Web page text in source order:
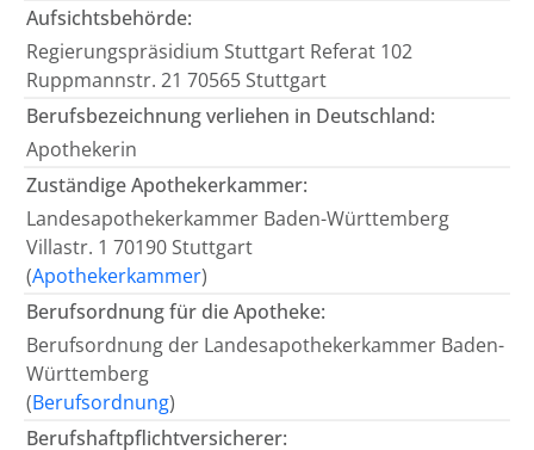
Aufsichtsbehörde:
Regierungspräsidium Stuttgart Referat 102
Ruppmannstr. 21 70565 Stuttgart
Berufsbezeichnung verliehen in Deutschland:
Apothekerin
Zuständige Apothekerkammer:
Landesapothekerkammer Baden-Württemberg
Villastr. 1 70190 Stuttgart
(Apothekerkammer)
Berufsordnung für die Apotheke:
Berufsordnung der Landesapothekerkammer Baden-
Württemberg
(Berufsordnung)
Berufshaftpflichtversicherer: